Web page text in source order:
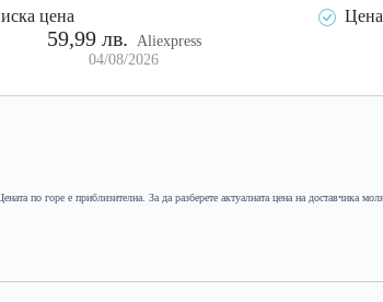
цена
59,99 лв.
Aliexpress
04/08/2026
по горе е приблизителна. За да разберете актуалната цена на доставчика